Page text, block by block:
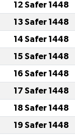
12 Safer 1448
13 Safer 1448
14 Safer 1448
15 Safer 1448
16 Safer 1448
17 Safer 1448
18 Safer 1448
19 Safer 1448